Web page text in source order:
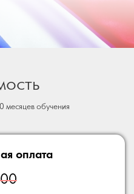
месяцев обучения
оплата